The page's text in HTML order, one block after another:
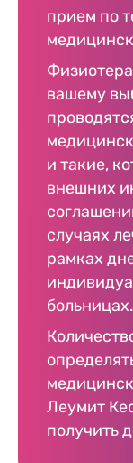
прием по
вашему
и такие,
внешних
случаях
рамках
больницах.
Леумит
получить